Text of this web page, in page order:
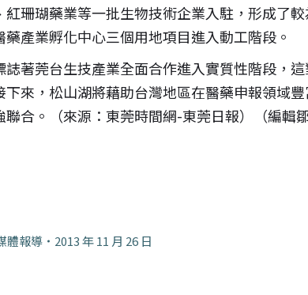
珊瑚藥業等一批生物技術企業入駐，形成了
產業孵化中心三個用地項目進入動工階段。
著莞台生技產業全面合作進入實質性階段，
，松山湖將藉助台灣地區在醫藥申報領域
合。（來源：東莞時間網-東莞日報）（編輯鄒
體報導 2013 年 11 月 26 日